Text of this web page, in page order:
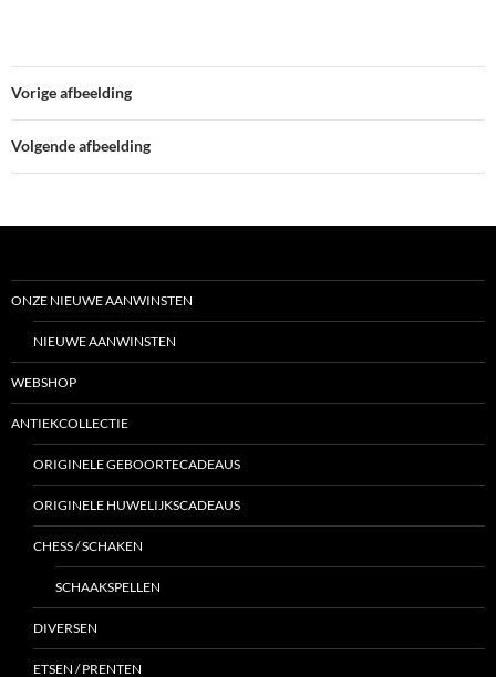
Vorige afbeelding
Volgende afbeelding
ONZE NIEUWE AANWINSTEN
NIEUWE AANWINSTEN
WEBSHOP
ANTIEKCOLLECTIE
ORIGINELE GEBOORTECADEAUS
ORIGINELE HUWELIJKSCADEAUS
CHESS / SCHAKEN
SCHAAKSPELLEN
DIVERSEN
ETSEN / PRENTEN